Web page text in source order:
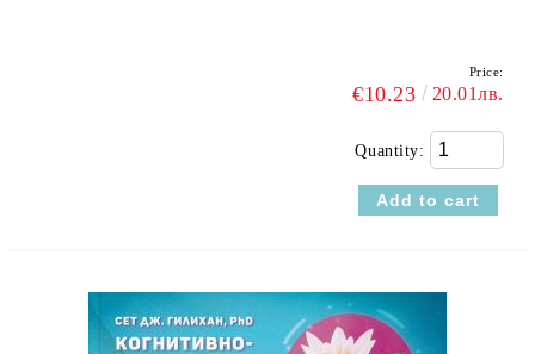
Price:
€10.23 20.01лв.
Quantity: